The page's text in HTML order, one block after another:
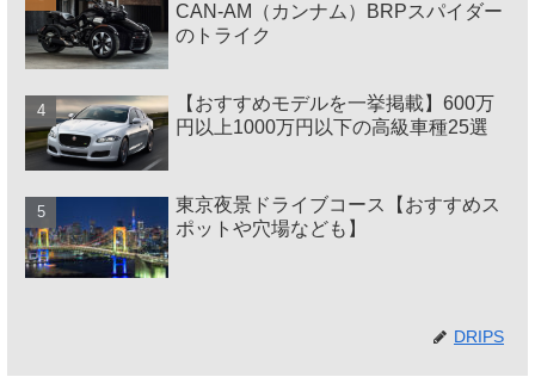
CAN-AM（カンナム）BRPスパイダー
のトライク
【おすすめモデルを一挙掲載】600万
円以上1000万円以下の高級車種25選
東京夜景ドライブコース【おすすめス
ポットや穴場なども】
DRIPS